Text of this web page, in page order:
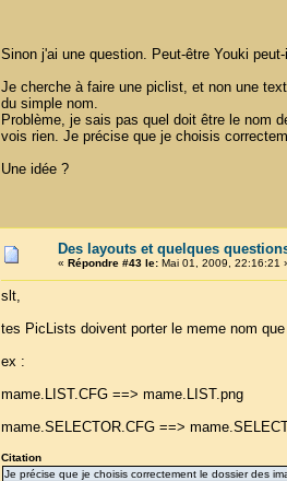
Sinon j'ai une question. Peut-être Youki
Je cherche à faire une piclist, et non une
du simple nom.
Problème, je sais pas quel doit être le nom
vois rien. Je précise que je choisis
Une idée ?
Des layouts et quelques
« Répondre #43 le:Mai 01, 2009, 22:16:21
slt,
tes PicLists doivent porter le meme nom
ex :
mame.LIST.CFG ==> mame.LIST.png
mame.SELECTOR.CFG ==>
Citation
Je précise que je choisis correctement le dossier des